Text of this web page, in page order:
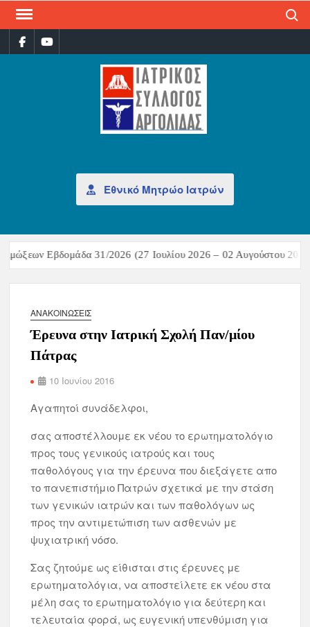
Εθνικό Μητρώο Ιατρών
Εβδομάδα 31/2026 (27 Ιουλίου 2026 – 02 Αυγούστου
ΑΝΑΚΟΙΝΏΣΕΙΣ
Έρευνα στην Ιατρική Σχολή Παν/μίου
Πάτρας
10 Ιουνίου 2016
Αγαπητοί συνάδελφοι,
σας αποστέλλουμε εκ νέου το ερωτηματολόγιο
προς τους γενικούς ιατρούς και τους
παθολόγους για την έρευνα που διεξάγετε απο
το πανεπιστήμιο Πατρών σχετικά με την στάση
των γενικών ιατρών και των παθολόγων ως
προς την αντιμετώπιση των ασθενών με
ψυχιατρική νόσο.
Σας ζητούμε ως είθισται στις έρευνες με
ερωτηματολόγια, να αποστείλετε εκ νέου στα
μέλη σας το ερωτηματολόγιο για δεύτερη και
τελευταία φορά, ως ευγενική υπενθύμιση για